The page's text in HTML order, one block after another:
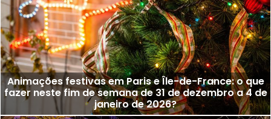
Animações festivas em Paris e Île-de-France: o que
fazer neste fim de semana de 31 de dezembro a 4 de
janeiro de 2026?